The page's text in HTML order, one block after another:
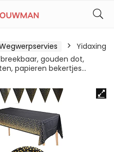
Yidaxing
gouden dot,
papieren bekertjes…